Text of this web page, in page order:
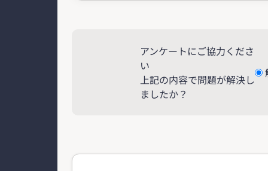
アンケートにご協力くださ
い
上記の内容で問題が解決し
ましたか？